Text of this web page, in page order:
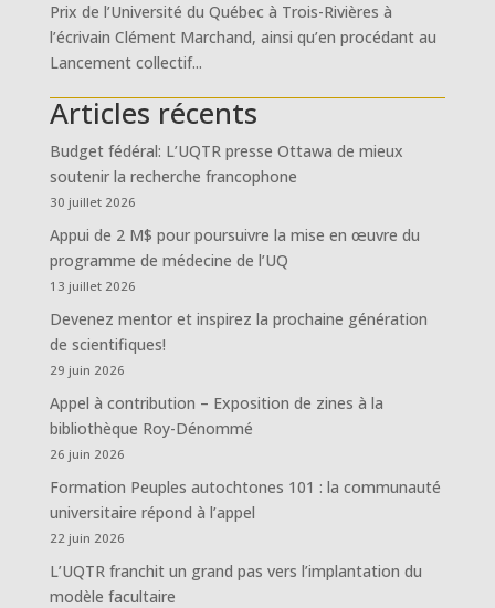
Prix de l’Université du Québec à Trois-Rivières à
l’écrivain Clément Marchand, ainsi qu’en procédant au
Lancement collectif...
Articles récents
Budget fédéral: L’UQTR presse Ottawa de mieux
soutenir la recherche francophone
30 juillet 2026
Appui de 2 M$ pour poursuivre la mise en œuvre du
programme de médecine de l’UQ
13 juillet 2026
Devenez mentor et inspirez la prochaine génération
de scientifiques!
29 juin 2026
Appel à contribution – Exposition de zines à la
bibliothèque Roy-Dénommé
26 juin 2026
Formation Peuples autochtones 101 : la communauté
universitaire répond à l’appel
22 juin 2026
L’UQTR franchit un grand pas vers l’implantation du
modèle facultaire